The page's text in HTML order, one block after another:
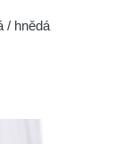
/ hnědá